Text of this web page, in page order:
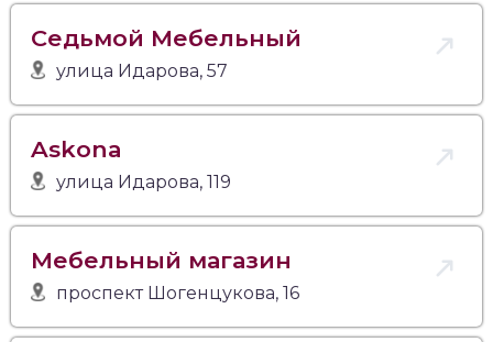
Седьмой Мебельный
улица Идарова, 57
Askona
улица Идарова, 119
Мебельный магазин
проспект Шогенцукова, 16